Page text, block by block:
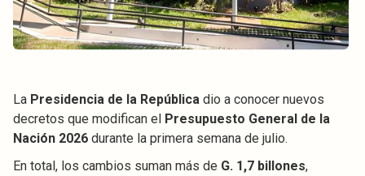
La Presidencia de la República dio a conocer nuevos
decretos que modifican el Presupuesto General de la
Nación 2026 durante la primera semana de julio.
En total, los cambios suman más de G. 1,7 billones,